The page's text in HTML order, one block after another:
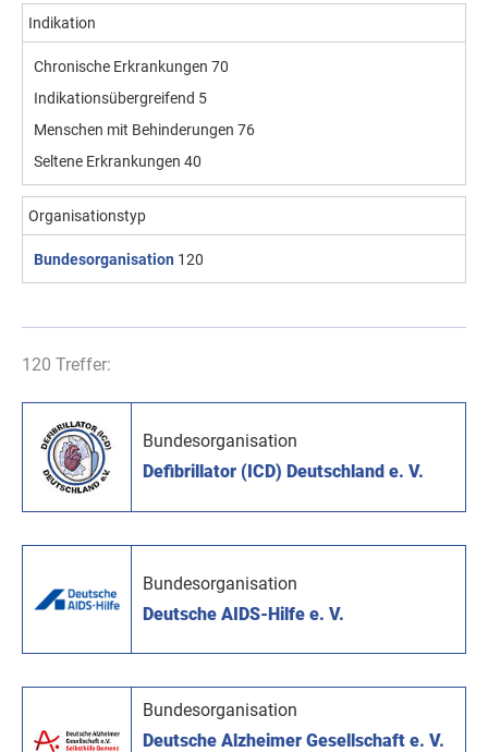
Indikation
Chronische Erkrankungen 70
Indikationsübergreifend 5
Menschen mit Behinderungen 76
Seltene Erkrankungen 40
Organisationstyp
Bundesorganisation 120
120 Treffer:
Bundesorganisation
Defibrillator (ICD) Deutschland e. V.
Bundesorganisation
Deutsche AIDS-Hilfe e. V.
Bundesorganisation
Deutsche Alzheimer Gesellschaft e. V.